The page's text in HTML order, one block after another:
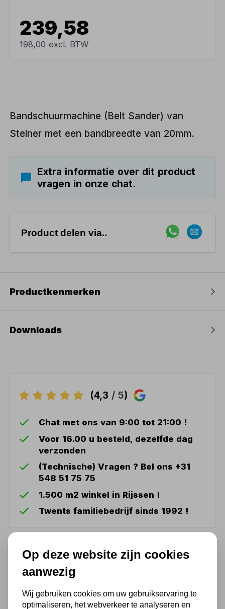
239,58
198,00 excl. BTW
Bandschuurmachine (Belt Sander) van
Steiner met een bandbreedte van 20mm.
Extra informatie over dit product
vragen in onze chat.
Product delen via..
Productkenmerken
Downloads
(4,3 / 5)
Chat met ons van 9:00 tot 21:00 !
Voor 16.00 u besteld, dezelfde dag
verzonden
(Technische) Vragen ? Bel ons +31
548 51 75 75
1.500 m2 winkel in Rijssen !
Twents familiebedrijf sinds 1992 !
Ook handig
Op deze website zijn cookies
aanwezig
Wij gebruiken cookies om uw gebruikservaring te
optimaliseren, het webverkeer te analyseren en